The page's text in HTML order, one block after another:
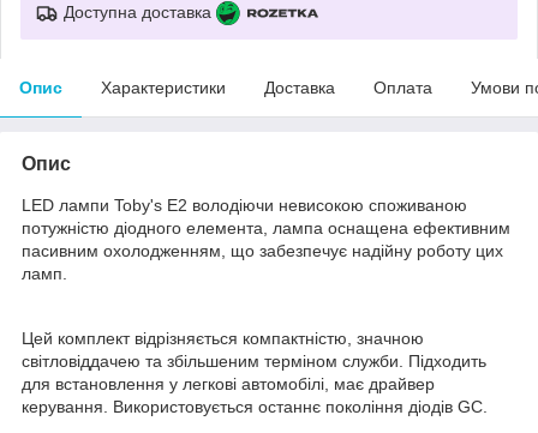
Доступна доставка
Опис Характеристики Доставка Оплата Умови
Опис
LED лампи Toby's E2 володіючи невисокою споживаною
потужністю діодного елемента, лампа оснащена ефективним
пасивним охолодженням, що забезпечує надійну роботу цих
ламп.
Цей комплект відрізняється компактністю, значною
світловіддачею та збільшеним терміном служби. Підходить
для встановлення у легкові автомобілі, має драйвер
керування. Використовується останнє покоління діодів GC.